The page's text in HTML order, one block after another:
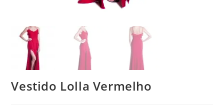
Vestido Lolla Vermelho